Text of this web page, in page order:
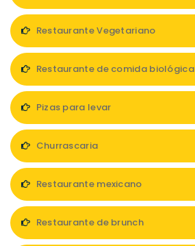
Restaurante Vegetariano
Restaurante de comida biológica
Pizas para levar
Churrascaria
Restaurante mexicano
Restaurante de brunch